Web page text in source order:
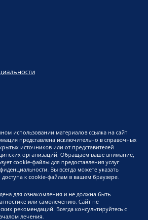
использовании материалов ссылка на сайт
представлена исключительно в справочных
источников или от представителей
организаций. Обращаем ваше внимание,
cookie-файлы для предоставления услуг
Вы всегда можете указать
доступа к cookie-файлам в вашем браузере.
для ознакомления и не должна быть
или самолечению. Сайт не
рекомендаций. Всегда консультируйтесь с
лечения.